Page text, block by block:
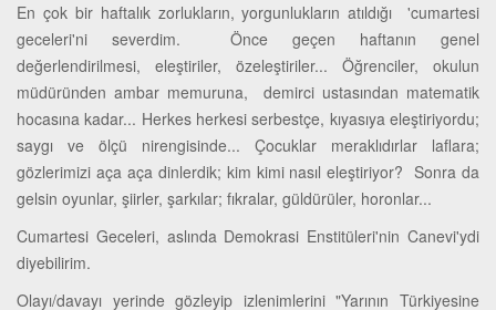
En çok bir haftalık zorlukların, yorgunlukların atıldığı 'cumartesi
geceleri'ni severdim. Önce geçen haftanın genel
değerlendirilmesi, eleştiriler, özeleştiriler... Öğrenciler, okulun
müdüründen ambar memuruna, demirci ustasından matematik
hocasına kadar... Herkes herkesi serbestçe, kıyasıya eleştiriyordu;
saygı ve ölçü nirengisinde... Çocuklar meraklıdırlar laflara;
gözlerimizi aça aça dinlerdik; kim kimi nasıl eleştiriyor? Sonra da
gelsin oyunlar, şiirler, şarkılar; fıkralar, güldürüler, horonlar...
Cumartesi Geceleri, aslında Demokrasi Enstitüleri'nin Canevi'ydi
diyebilirim.
Olayı/davayı yerinde gözleyip izlenimlerini "Yarının Türkiyesine